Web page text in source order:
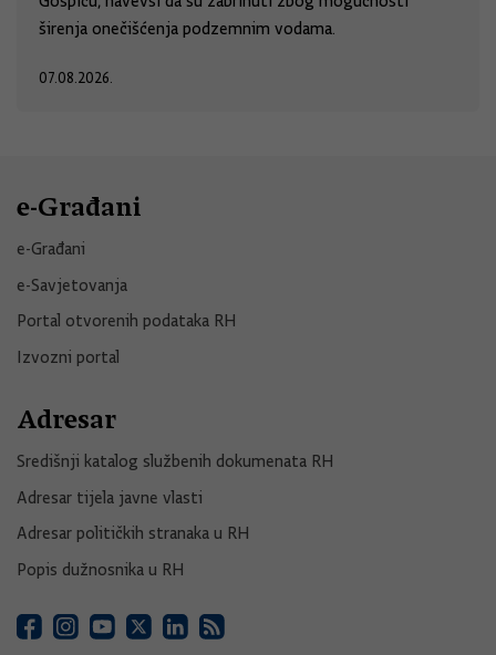
širenja onečišćenja podzemnim vodama.
07.08.2026.
e-Građani
e-Građani
e-Savjetovanja
Portal otvorenih podataka RH
Izvozni portal
Adresar
Središnji katalog službenih dokumenata RH
Adresar tijela javne vlasti
Adresar političkih stranaka u RH
Popis dužnosnika u RH